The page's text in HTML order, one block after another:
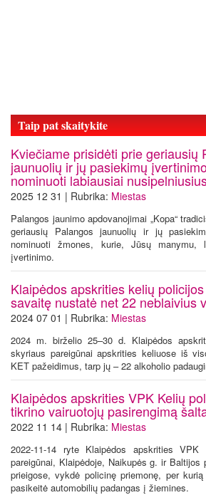
Taip pat skaitykite
Kviečiame prisidėti prie geriausių
jaunuolių ir jų pasiekimų
nominuoti labiausiai
2025 12 31 | Rubrika: Miestas
Palangos jaunimo apdovanojimai „Kopa“
geriausių Palangos jaunuolių ir jų
nominuoti žmones, kurie, Jūsų manymu,
įvertinimo.
Klaipėdos apskrities kelių
savaitę nustatė net 22 neblaivius
2024 07 01 | Rubrika: Miestas
2024 m. birželio 25–30 d. Klaipėdos
skyriaus pareigūnai apskrities keliuose iš
KET pažeidimus, tarp jų – 22 alkoholio
Klaipėdos apskrities VPK Kelių
tikrino vairuotojų pasirengimą
2022 11 14 | Rubrika: Miestas
2022-11-14 ryte Klaipėdos apskrities
pareigūnai, Klaipėdoje, Naikupės g. ir
prieigose, vykdė policinę priemonę, per
pasikeitė automobilių padangas į žiemines.